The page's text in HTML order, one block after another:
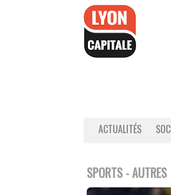
ACTUALITÉS
SPORTS - AUTRES